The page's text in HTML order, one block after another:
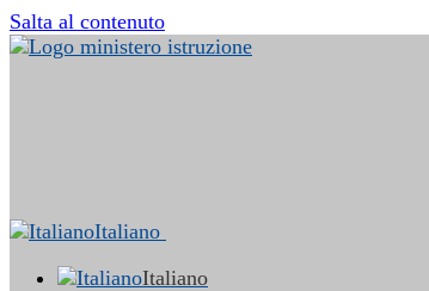
Salta al contenuto
Italiano
Italiano